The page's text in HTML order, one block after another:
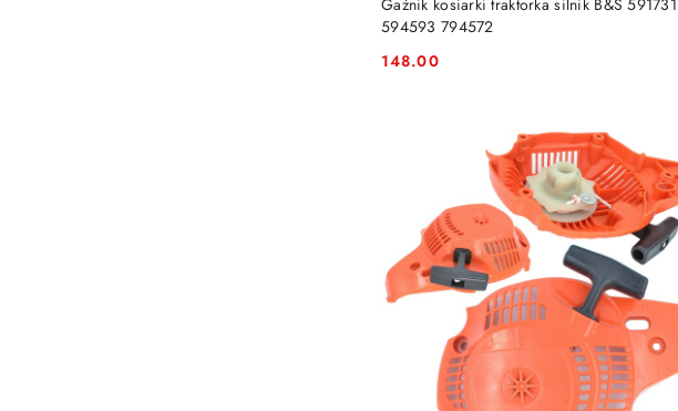
Gaźnik kosiarki traktorka silnik B&S 591731
594593 794572
Cena:
148.00